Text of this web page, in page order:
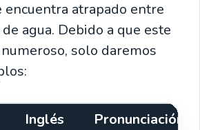
encuentra atrapado entre
agua. Debido a que este
solo daremos
Inglés
Pronunciación